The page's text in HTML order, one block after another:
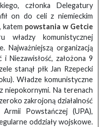
członka Delegatury
on do celi z niemieckim
katem powstania w Getcie
komunistycznej
Najważniejszą organizacją
i Niezawisłość, założona 9
stanął płk Jan Rzepecki
Władze komunistyczne
niepokornymi. Na terenach
zakrojoną działalność
Powstańczej (UPA),
oddziały wojskowe.